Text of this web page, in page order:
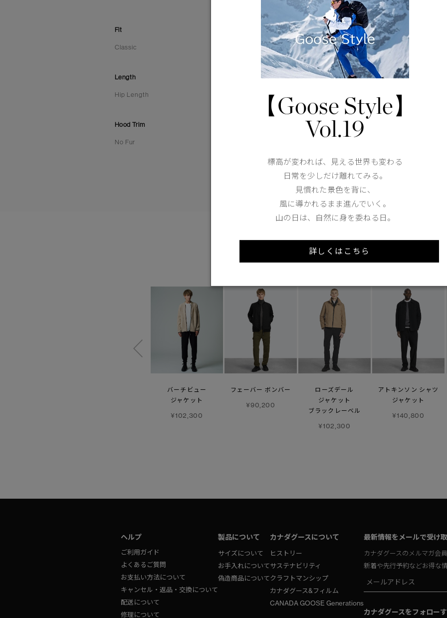
Fit
Classic
Length
Hip Length
Hood Trim
No Fur
2WAYジッパー
全体にフラットロック縫製を施し、耐久性と快適性を実
背面上部にダイヤモンド型のステッチ
サムホール付きの袖口
裾を伸縮性の素材で縁取りすることで、すっきりとした
外側に隠しジッパーが付いたポケットが2つ
仕様が変更する場合がございます。
あなたへのおすすめ
バーチビュー
ジャケット
¥102,300
フェーバー ボンバー
¥90,200
ローズデール
ジャケット
ブラックレーベル
¥102,300
アトキンソン シャツ
ジャケット
¥140,800
ヘルプ
ご利用ガイド
よくあるご質問
お支払い方法について
キャンセル・返品・交換について
配送について
修理について
製品について
サイズについて
お手入れについて
偽造商品について
カナダグースについて
ヒストリー
サステナビリティ
クラフトマンシップ
カナダグース&フィルム
CANADA GOOSE Generations
最新情報をメールで受け
カナダグースのメルマガ会
新着や先行予約などお得な
カナダグースをフォロー
【Goose Style】
Vol.19
標高が変われば、見える世界も変わる
日常を少しだけ離れてみる。
見慣れた景色を背に、
風に導かれるまま進んでいく。
山の日は、自然に身を委ねる日。
詳しくはこちら